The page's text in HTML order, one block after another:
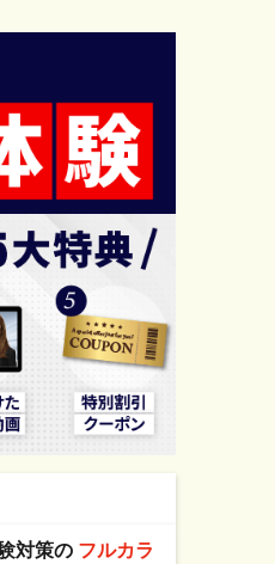
対策の フルカラ